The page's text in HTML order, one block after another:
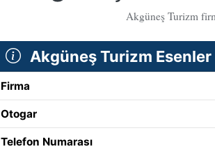
Akgüneş Turizm
Akgüneş Turizm
Firma
Otogar
Telefon Numarası